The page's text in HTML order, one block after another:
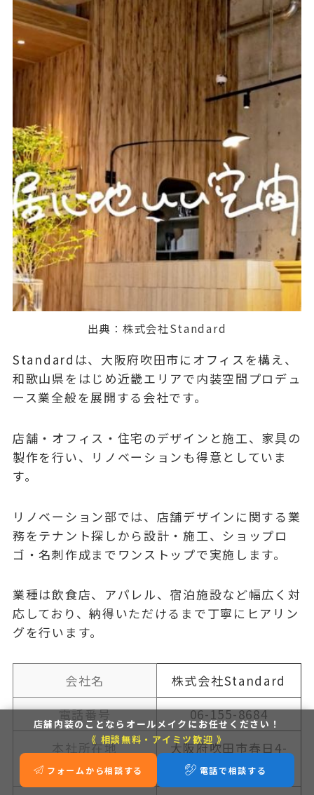
出典： 株式会社Standard
Standardは、大阪府吹田市にオフィスを構え、
和歌山県をはじめ近畿エリアで内装空間プロデュ
ース業全般を展開する会社です。
店舗・オフィス・住宅のデザインと施工、家具の
製作を行い、リノベーションも得意としていま
す。
リノベーション部では、店舗デザインに関する業
務をテナント探しから設計・施工、ショップロ
ゴ・名刺作成までワンストップで実施します。
業種は飲食店、アパレル、宿泊施設など幅広く対
応しており、納得いただけるまで丁寧にヒアリン
グを行います。
会社名
株式会社Standard
電話番号
06-155-8684
本社所在地
大阪府吹田市春日4-
13-15
店舗内装のことなら オールメイクにお任せください！
《 相談無料・アイミツ歓迎 》
フォームから相談する 電話で相談する